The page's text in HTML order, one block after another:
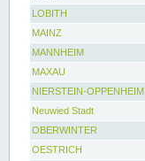
LOBITH
MAINZ
MANNHEIM
MAXAU
NIERSTEIN-OPPENHEIM
Neuwied Stadt
OBERWINTER
OESTRICH